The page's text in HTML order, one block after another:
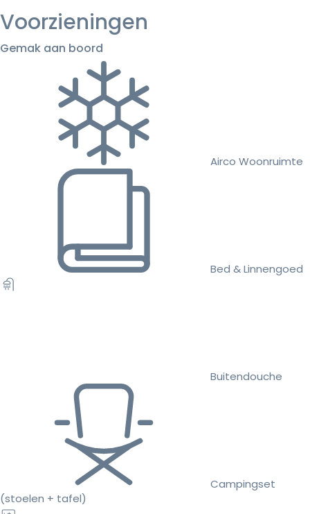
Voorzieningen
Gemak aan boord
Airco Woonruimte
Bed & Linnengoed
Buitendouche
Campingset
(stoelen + tafel)